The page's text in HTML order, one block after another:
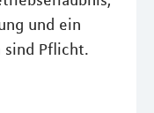
und ein
sind Pflicht.